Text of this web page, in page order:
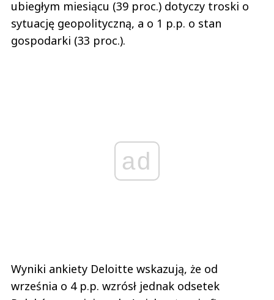
ubiegłym miesiącu (39 proc.) dotyczy troski o
sytuację geopolityczną, a o 1 p.p. o stan
gospodarki (33 proc.).
ad
Wyniki ankiety Deloitte wskazują, że od
września o 4 p.p. wzrósł jednak odsetek